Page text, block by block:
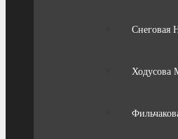
Снеговая
Ходусова